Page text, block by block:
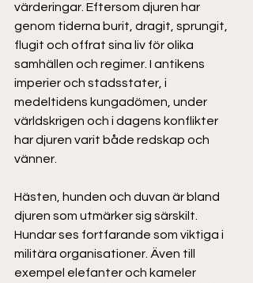
värderingar. Eftersom djuren har
genom tiderna burit, dragit, sprungit,
flugit och offrat sina liv för olika
samhällen och regimer. I antikens
imperier och stadsstater, i
medeltidens kungadömen, under
världskrigen och i dagens konflikter
har djuren varit både redskap och
vänner.
Hästen, hunden och duvan är bland
djuren som utmärker sig särskilt.
Hundar ses fortfarande som viktiga i
militära organisationer. Även till
exempel elefanter och kameler